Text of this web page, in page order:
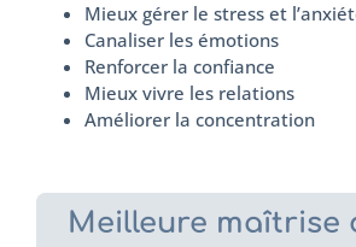
Mieux gérer le stress et
Canaliser les émotions
Renforcer la confiance
Mieux vivre les relations
Améliorer la concentration
Meilleure maîtrise